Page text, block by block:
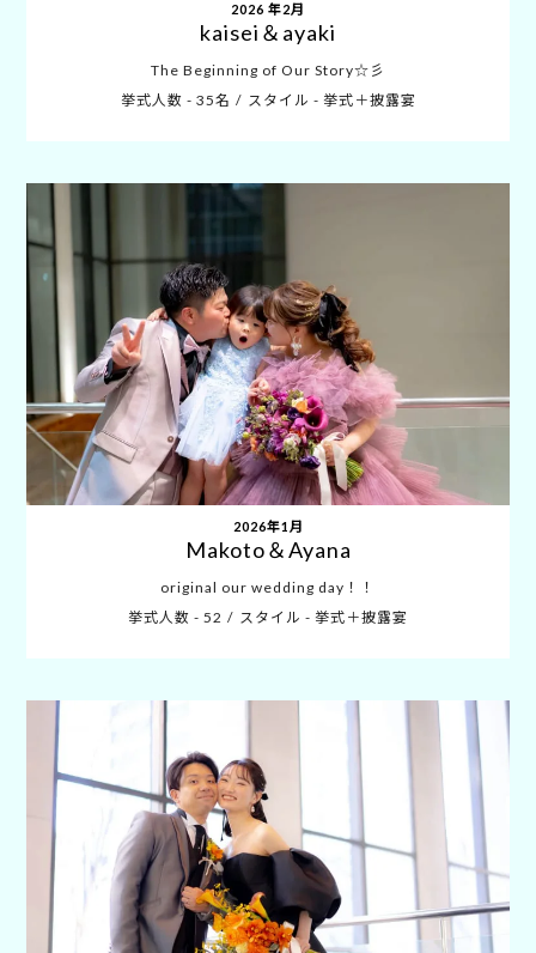
2026 年2月
kaisei＆ayaki
The Beginning of Our Story☆彡
挙式人数 - 35名
スタイル - 挙式＋披露宴
2026年1月
Makoto＆Ayana
original our wedding day！！
挙式人数 - 52
スタイル - 挙式＋披露宴